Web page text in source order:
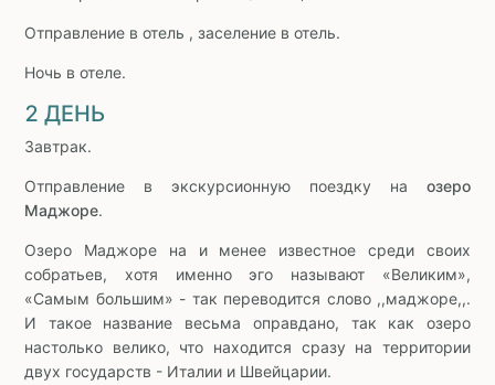
Отправление в отель , заселение в отель.
Ночь в отеле.
2 ДЕНЬ
Завтрак.
Отправление в экскурсионную поездку на озеро
Маджоре.
Озеро Маджоре на и менее известное среди своих
собратьев, хотя именно эго называют «Великим»,
«Самым большим» - так переводится слово ,,маджоре,,.
И такое название весьма оправдано, так как озеро
настолько велико, что находится сразу на территории
двух государств - Италии и Швейцарии.